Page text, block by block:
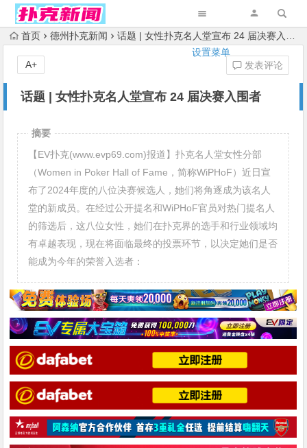
设置菜单
首页 德州扑克新闻 话题 | 女性扑克名人堂宣布 24 届决赛入围者
话题 | 女性扑克名人堂宣布 24 届决赛入围者
发表评论
A+
摘要
【EV扑克(www.evp69.com)报道】扑克名人堂女性分部
（Women in Poker Hall of Fame，简称WiPHoF）近日宣
布了2024年度的八位决赛候选人，她们将角逐成为该名人
堂的新成员。在经过公开提名和WiPHoF官员对热门提名人
的筛选后，这八位女性，她们在扑克界的选手和行业领域均
有卓越表现，现在将面临最终的投票环节，以决定她们是否
能成为今年的荣誉入选者：